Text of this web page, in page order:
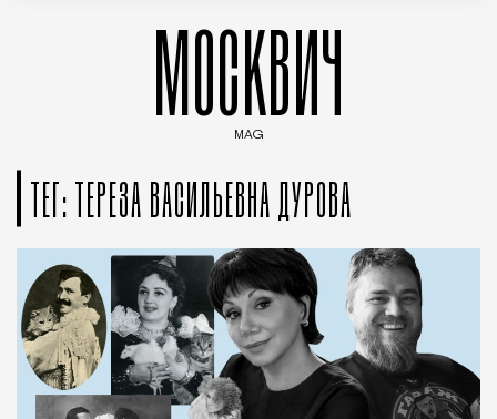
МОСКВИЧ
MAG
ТЕГ: ТЕРЕЗА ВАСИЛЬЕВНА ДУРОВА